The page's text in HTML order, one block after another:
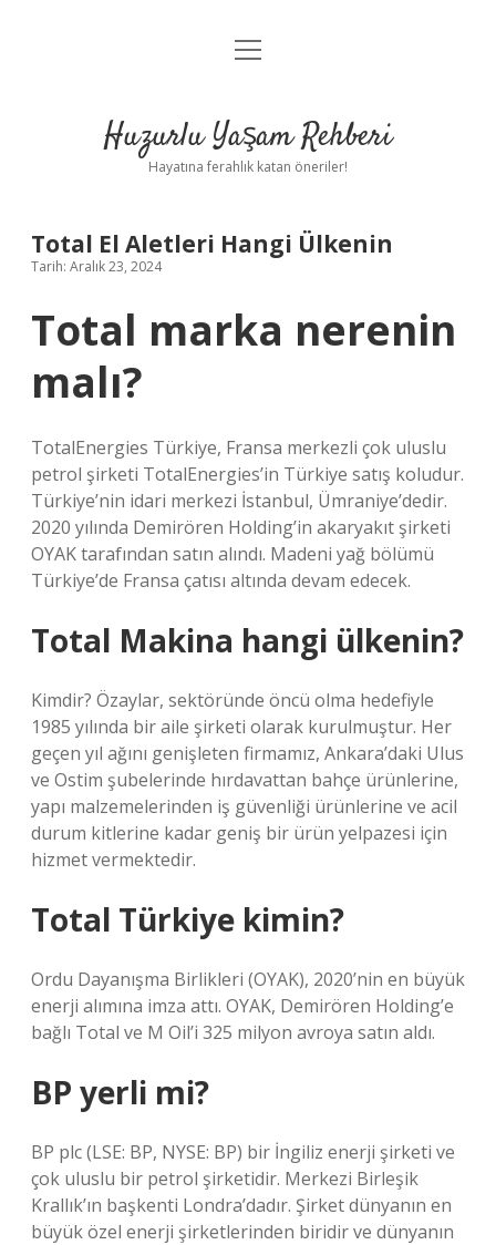
Anasayfa
Yasal Uyarı
menüyü
Huzurlu Yaşam Rehberi
Hayatına ferahlık katan öneriler!
Total El Aletleri Hangi Ülkenin
Tarih: Aralık 23, 2024
Total marka nerenin
malı?
TotalEnergies Türkiye, Fransa merkezli çok uluslu
petrol şirketi TotalEnergies’in Türkiye satış koludur.
Türkiye’nin idari merkezi İstanbul, Ümraniye’dedir.
2020 yılında Demirören Holding’in akaryakıt şirketi
OYAK tarafından satın alındı. Madeni yağ bölümü
Türkiye’de Fransa çatısı altında devam edecek.
Total Makina hangi ülkenin?
Kimdir? Özaylar, sektöründe öncü olma hedefiyle
1985 yılında bir aile şirketi olarak kurulmuştur. Her
geçen yıl ağını genişleten firmamız, Ankara’daki Ulus
ve Ostim şubelerinde hırdavattan bahçe ürünlerine,
yapı malzemelerinden iş güvenliği ürünlerine ve acil
durum kitlerine kadar geniş bir ürün yelpazesi için
hizmet vermektedir.
Total Türkiye kimin?
Ordu Dayanışma Birlikleri (OYAK), 2020’nin en büyük
enerji alımına imza attı. OYAK, Demirören Holding’e
bağlı Total ve M Oil’i 325 milyon avroya satın aldı.
BP yerli mi?
BP plc (LSE: BP, NYSE: BP) bir İngiliz enerji şirketi ve
çok uluslu bir petrol şirketidir. Merkezi Birleşik
Krallık’ın başkenti Londra’dadır. Şirket dünyanın en
büyük özel enerji şirketlerinden biridir ve dünyanın